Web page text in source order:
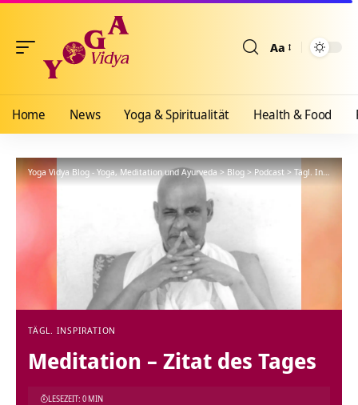
Aa
Home News Yoga & Spiritualität Health & Food
Yoga Vidya Blog - Yoga, Meditation und Ayurveda>Blog>Podcast>Tägl. Inspiration
TÄGL. INSPIRATION
Meditation – Zitat des Tages
LESEZEIT: 0 MIN